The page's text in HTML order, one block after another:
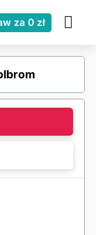
za 0 zł